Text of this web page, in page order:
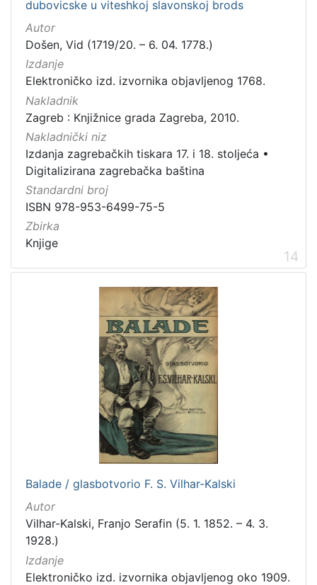
dubovicske u viteshkoj slavonskoj brods
Autor
Došen, Vid (1719/20. – 6. 04. 1778.)
Izdanje
Elektroničko izd. izvornika objavljenog 1768.
Nakladnik
Zagreb : Knjižnice grada Zagreba, 2010.
Nakladnički niz
Izdanja zagrebačkih tiskara 17. i 18. stoljeća •
Digitalizirana zagrebačka baština
Standardni broj
ISBN 978-953-6499-75-5
Zbirka
Knjige
14
Balade / glasbotvorio F. S. Vilhar-Kalski
Autor
Vilhar-Kalski, Franjo Serafin (5. 1. 1852. – 4. 3.
1928.)
Izdanje
Elektroničko izd. izvornika objavljenog oko 1909.